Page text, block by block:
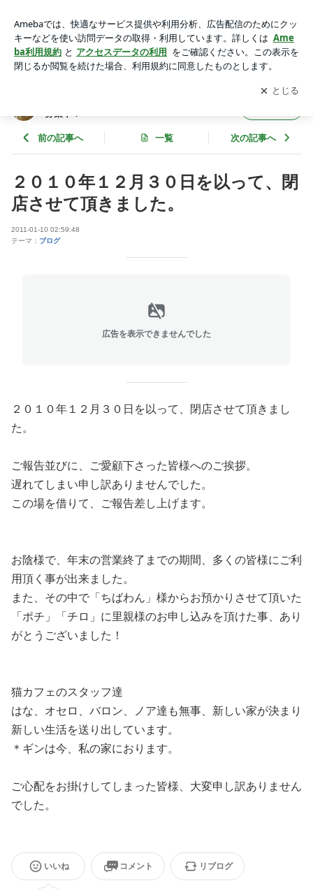
小岩の猫カフェ 里親募集中！
アプリをダウンロードして ブログの更新通知
を受け取りまし
ょう。
開く
募集中！
前の記事へ 一覧 次の記事へ
２０１０年１２月３０日を以って、閉
店させて頂きました。
2011-01-10 02:59:48
テーマ： ブログ
広告を表示できませんでした
２０１０年１２月３０日を以って、閉店させて頂きまし
た。
ご報告並びに、ご愛顧下さった皆様へのご挨拶。
遅れてしまい申し訳ありませんでした。
この場を借りて、ご報告差し上げます。
お陰様で、年末の営業終了までの期間、多くの皆様にご利
用頂く事が出来ました。
また、その中で「ちばわん」様からお預かりさせて頂いた
「ポチ」「チロ」に里親様のお申し込みを頂けた事、あり
がとうございました！
猫カフェのスタッフ達
はな、オセロ、バロン、ノア達も無事、新しい家が決まり
新しい生活を送り出しています。
＊ギンは今、私の家におります。
ご心配をお掛けしてしまった皆様、大変申し訳ありません
でした。
いいね コメント リブログ